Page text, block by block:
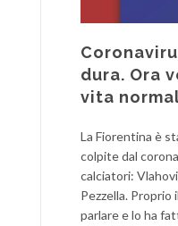
dura. Ora
vita
La Fiorentina è
colpite dal
calciatori:
Pezzella.
parlare e lo ha